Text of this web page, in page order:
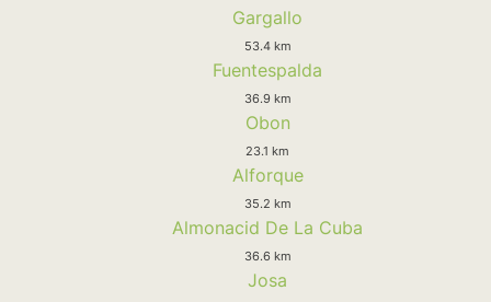
Gargallo
53.4 km
Fuentespalda
36.9 km
Obon
23.1 km
Alforque
35.2 km
Almonacid De La Cuba
36.6 km
Josa